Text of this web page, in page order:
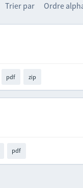
Trier par Ordre
pdf zip
pdf